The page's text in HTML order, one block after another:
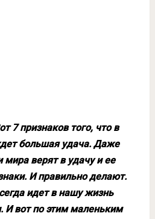
7 признаков того, что в
большая удача. Даже
верят в удачу и ее
И правильно делают.
идет в нашу жизнь
вот по этим маленьким